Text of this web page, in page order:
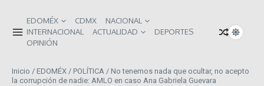
EDOMÉX CDMX
NACIONAL
INTERNACIONAL
ACTUALIDAD
DEPORTES
OPINIÓN
Inicio / EDOMÉX / POLÍTICA / No tenemos nada que ocultar, no acepto
la corrupción de nadie: AMLO en caso Ana Gabriela Guevara